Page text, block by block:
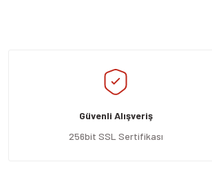
Ürün resmi kalitesiz, bozuk veya görüntülenemiyor.
Ürün açıklamasında eksik bilgiler bulunuyor.
Ürün bilgilerinde hatalar bulunuyor.
Ürün fiyatı diğer sitelerden daha pahalı.
Güvenli Alışveriş
256bit SSL Sertifikası